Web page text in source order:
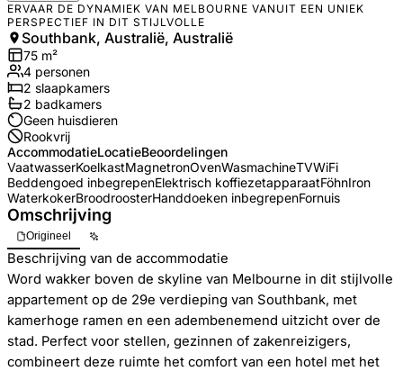
ERVAAR DE DYNAMIEK VAN MELBOURNE VANUIT EEN UNIEK
PERSPECTIEF IN DIT STIJLVOLLE
Southbank, Australië, Australië
75 m²
4 personen
2 slaapkamers
2 badkamers
Geen huisdieren
Rookvrij
AccommodatieLocatieBeoordelingen
VaatwasserKoelkastMagnetronOvenWasmachineTVWiFi
Beddengoed inbegrepenElektrisch koffiezetapparaatFöhnIron
WaterkokerBroodroosterHanddoeken inbegrepenFornuis
Omschrijving
Origineel
Beschrijving van de accommodatie
Word wakker boven de skyline van Melbourne in dit stijlvolle
appartement op de 29e verdieping van Southbank, met
kamerhoge ramen en een adembenemend uitzicht over de
stad. Perfect voor stellen, gezinnen of zakenreizigers,
combineert deze ruimte het comfort van een hotel met het